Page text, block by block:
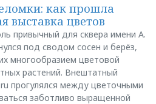
как прошла
выставка цветов
привычный для сквера имени А.
под сводом сосен и берёз,
многообразием цветовой
растений. Внештатный
прогулялся между цветочными
заботливо выращенной